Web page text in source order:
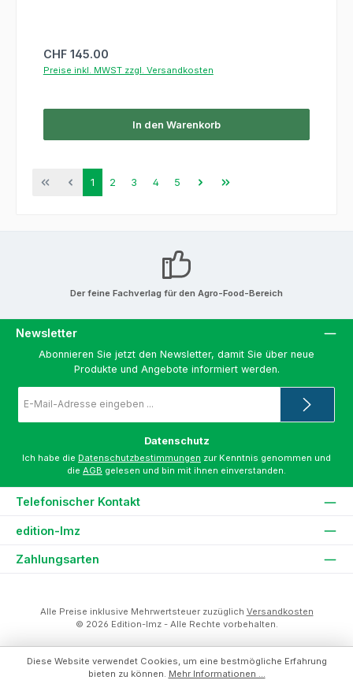
Regulärer Preis:
CHF 145.00
Preise inkl. MWST zzgl. Versandkosten
In den Warenkorb
Seite
1 Seite
2 Seite
3 Seite
4 Seite
5
Der feine Fachverlag für den Agro-Food-Bereich
Newsletter
Abonnieren Sie jetzt den Newsletter, damit Sie über neue
Produkte und Angebote informiert werden.
Mail-
*
Datenschutz
Ich habe die Datenschutzbestimmungen zur Kenntnis genommen und
die AGB gelesen und bin mit ihnen einverstanden.
Telefonischer Kontakt
edition-lmz
Zahlungsarten
Alle Preise inklusive Mehrwertsteuer zuzüglich Versandkosten
© 2026 Edition-lmz - Alle Rechte vorbehalten.
Diese Website verwendet Cookies, um eine bestmögliche Erfahrung
bieten zu können. Mehr Informationen ...